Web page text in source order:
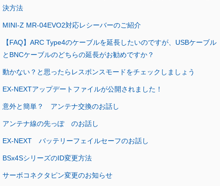
決方法
MINI-Z MR-04EVO2対応レシーバーのご紹介
【FAQ】ARC Type4のケーブルを延長したいのですが、USBケーブル
とBNCケーブルのどちらの延長がお勧めですか？
動かない？と思ったらレスポンスモードをチェックしましょう
EX-NEXTアップデートファイルが公開されました！
意外と簡単？ アンテナ交換のお話し
アンテナ線の先っぽ のお話し
EX-NEXT バッテリーフェイルセーフのお話し
BSx4SシリーズのID変更方法
サーボコネクタピン変更のお知らせ